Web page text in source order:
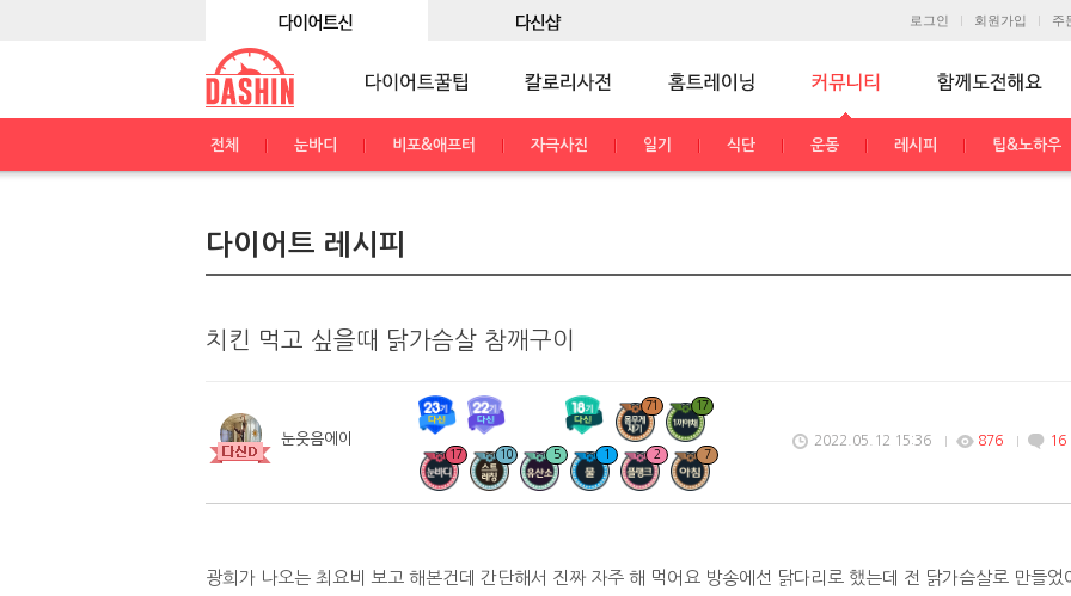
로그인 회원가입 주
전체 눈바디 비포&애프터 자극사진 일기 식단 운동 레시피 팁&노하우
다이어트 레시피
치킨 먹고 싶을때 닭가슴살 참깨구이
눈웃음에이
71 17
17 10 5 1 2 7
2022.05.12 15:36 876 16
광희가 나오는 최요비 보고 해본건데 간단해서 진짜 자주 해 먹어요 방송에선 닭다리로 했는데 전 닭가슴살로 만들었